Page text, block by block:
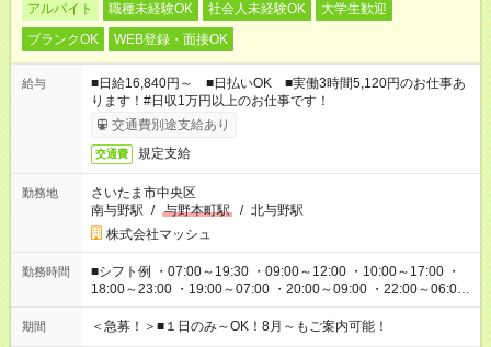
アルバイト 職種未経験OK 社会人未経験OK
大学生歓迎
ブランクOK
WEB登録・面接OK
給与
■日給16,840円～ ■日払いOK ■実働3時間5,120円のお仕事あ
ります！#日収1万円以上のお仕事です！
交通費別途支給あり
交通費 規定支給
勤務地
さいたま市中央区
南与野駅 / 与野本町駅 / 北与野駅
株式会社マッシュ
勤務時間
■シフト例 ・07:00～19:30 ・09:00～12:00 ・10:00～17:00 ・
18:00～23:00 ・19:00～07:00 ・20:00～09:00 ・22:00～06:00
etc ★最短で3時間で5,120円のお仕事から 15時間で2万円近く稼
げるお仕事も！ ご希望のお時間に合わせてご紹介！ ※シフトは
期間 ＜急募！＞■１日のみ～OK！8月～もご案内可能！